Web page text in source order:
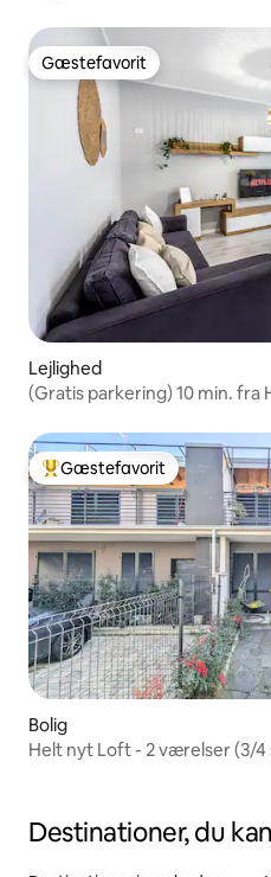
Gæstefavorit
Gæstefavorit
Lejlighed
(Gratis parkering) 10 min. fra
Bedste gæstefavorit
Gæstefavorit
Bolig
Helt nyt Loft - 2 værelser (3/4
Destinationer, du